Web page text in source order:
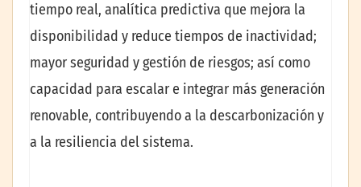
tiempo real, analítica predictiva que mejora la
disponibilidad y reduce tiempos de inactividad;
mayor seguridad y gestión de riesgos; así como
capacidad para escalar e integrar más generación
renovable, contribuyendo a la descarbonización y
a la resiliencia del sistema.